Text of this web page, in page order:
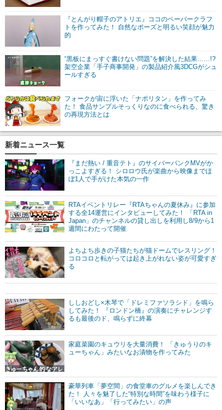
『とんがり帽子のアトリエ』ココのペーパークラフ
トを作ってみた！ 自然なポーズと明るい笑顔が魅力
的
“黒板にまっすぐ書けない問題”を解決した結果……!?
架空企業「手子商事開発」の製品紹介風3DCGがシュ
ールすぎる
フォークが宙に浮いた「ナポリタン」を作ってみ
た！ 食品サンプルそっくりなのに食べられる、驚き
の再現方法とは
新着ニュース一覧
『まだ熱い / 重音テト』のサイバーパンクMVがか
っこよすぎる！ シロロウ氏が楽曲から映像までほ
ぼ1人で手がけた本気の一作
RTAイベントリレー『RTAちゃんの夏休み』に参加
する全14運営にインタビューしてみた！ 「RTA in
Japan」のチャンネルの貸し出しを利用し8/9から1
週間にわたって開催
よちよち歩きの子猫たちが猫ドームでレスリング！
コロコロと転がっては起き上がれない姿が可愛すぎ
る
ししおどし×木琴で「ドレミファソラシド」を鳴ら
してみた！ 『ロンドン橋』の演奏にチャレンジす
るも最後のド、鳴らずに終幕
家庭菜園のキュウリを大量消費！ 「きゅうりのキ
ューちゃん」みたいなお漬物を作ってみた
豪華列車「夢空間」の食堂車のグルメを楽しんでき
た！ 人々を魅了した“特別な時間”を味わう様子に
「いいなあ」「行ってみたい」の声